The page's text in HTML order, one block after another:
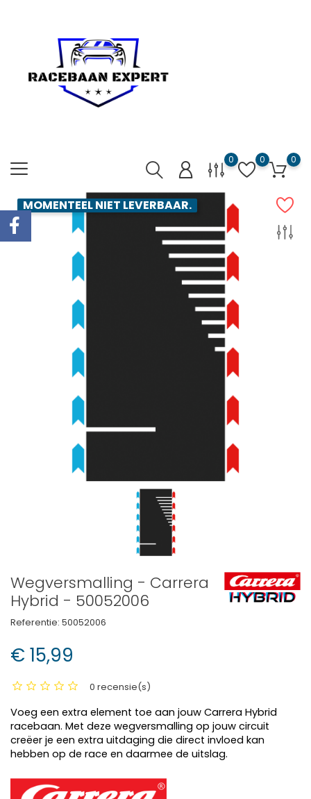
0 0 0
MOMENTEEL NIET LEVERBAAR.
Wegversmalling - Carrera
Hybrid - 50052006
Referentie: 50052006
€ 15,99
0 recensie(s)
Voeg een extra element toe aan jouw Carrera Hybrid
racebaan. Met deze wegversmalling op jouw circuit
creëer je een extra uitdaging die direct invloed kan
hebben op de race en daarmee de uitslag.